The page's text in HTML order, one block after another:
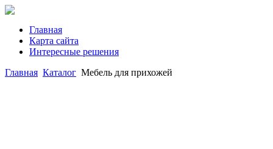
Главная
Карта сайта
Интересные решения
Главная Каталог Мебель для прихожей